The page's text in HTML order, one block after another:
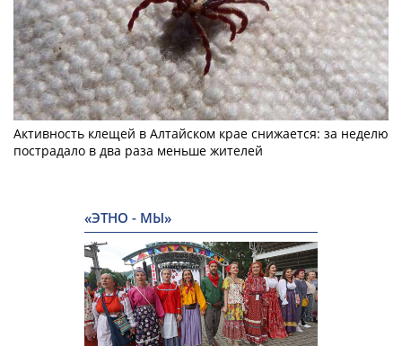
Активность клещей в Алтайском крае снижается: за неделю
пострадало в два раза меньше жителей
«ЭТНО - МЫ»